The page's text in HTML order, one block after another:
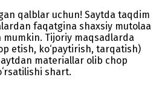
qalblar uchun! Saytda taqdim
faqatgina shaxsiy mutolaa
Tijoriy maqsadlarda
etish, ko‘paytirish, tarqatish)
materiallar olib chop
shart.